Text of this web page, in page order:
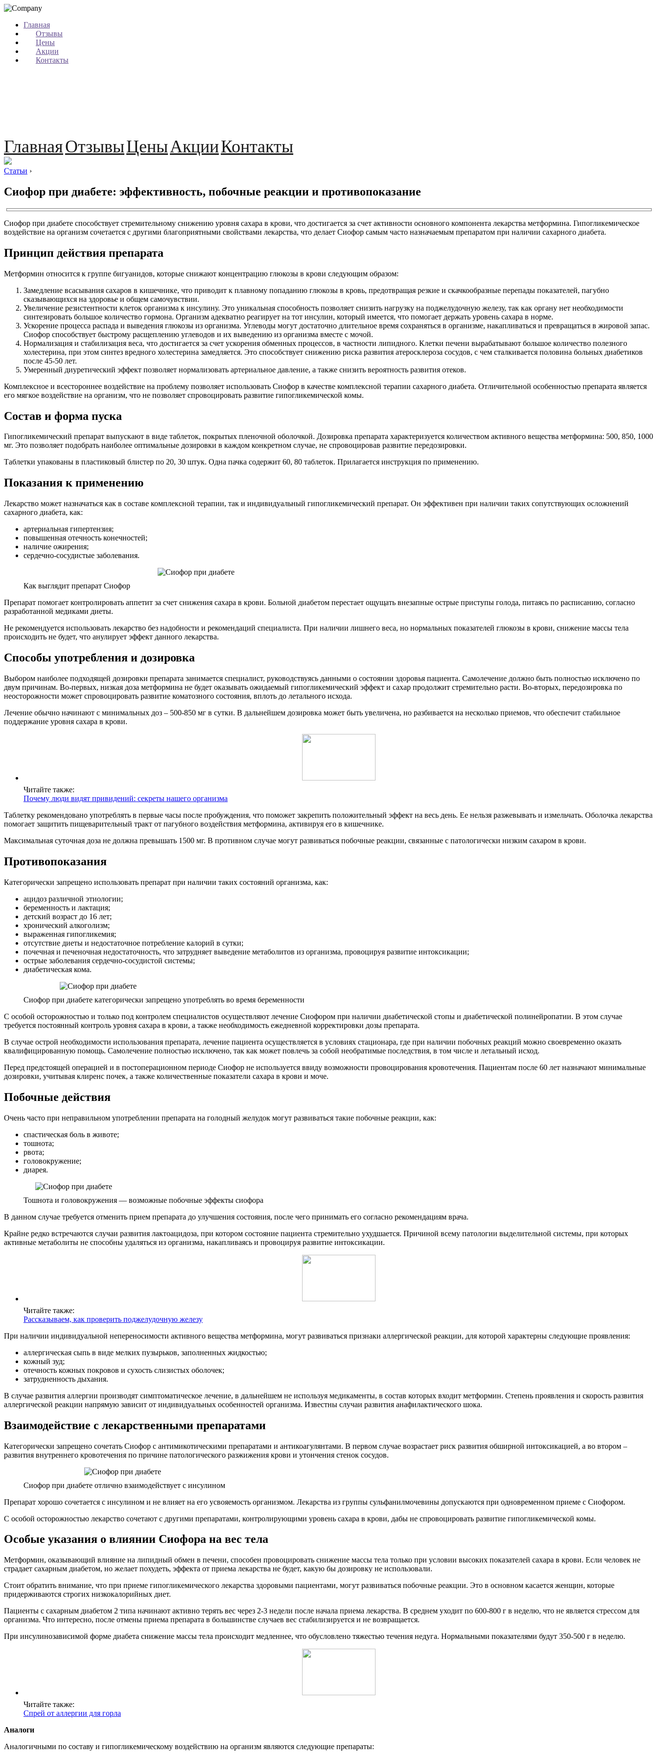
Главная
Отзывы
Цены
Акции
Контакты
ГлавнаяОтзывыЦеныАкцииКонтакты
Статьи ›
Сиофор при диабете: эффективность, побочные реакции и противопоказание
Сиофор при диабете способствует стремительному снижению уровня сахара в крови, что достигается за счет активности основного компонента лекарства метформина. Гипогликемическое
воздействие на организм сочетается с другими благоприятными свойствами лекарства, что делает Сиофор самым часто назначаемым препаратом при наличии сахарного диабета.
Принцип действия препарата
Метформин относится к группе бигуанидов, которые снижают концентрацию глюкозы в крови следующим образом:
Замедление всасывания сахаров в кишечнике, что приводит к плавному попаданию глюкозы в кровь, предотвращая резкие и скачкообразные перепады показателей, пагубно
сказывающихся на здоровье и общем самочувствии.
Увеличение резистентности клеток организма к инсулину. Это уникальная способность позволяет снизить нагрузку на поджелудочную железу, так как органу нет необходимости
синтезировать большое количество гормона. Организм адекватно реагирует на тот инсулин, который имеется, что помогает держать уровень сахара в норме.
Ускорение процесса распада и выведения глюкозы из организма. Углеводы могут достаточно длительное время сохраняться в организме, накапливаться и превращаться в жировой запас.
Сиофор способствует быстрому расщеплению углеводов и их выведению из организма вместе с мочой.
Нормализация и стабилизация веса, что достигается за счет ускорения обменных процессов, в частности липидного. Клетки печени вырабатывают большое количество полезного
холестерина, при этом синтез вредного холестерина замедляется. Это способствует снижению риска развития атеросклероза сосудов, с чем сталкивается половина больных диабетиков
после 45-50 лет.
Умеренный диуретический эффект позволяет нормализовать артериальное давление, а также снизить вероятность развития отеков.
Комплексное и всестороннее воздействие на проблему позволяет использовать Сиофор в качестве комплексной терапии сахарного диабета. Отличительной особенностью препарата является
его мягкое воздействие на организм, что не позволяет спровоцировать развитие гипогликемической комы.
Состав и форма пуска
Гипогликемический препарат выпускают в виде таблеток, покрытых пленочной оболочкой. Дозировка препарата характеризуется количеством активного вещества метформина: 500, 850, 1000
мг. Это позволяет подобрать наиболее оптимальные дозировки в каждом конкретном случае, не спровоцировав развитие передозировки.
Таблетки упакованы в пластиковый блистер по 20, 30 штук. Одна пачка содержит 60, 80 таблеток. Прилагается инструкция по применению.
Показания к применению
Лекарство может назначаться как в составе комплексной терапии, так и индивидуальный гипогликемический препарат. Он эффективен при наличии таких сопутствующих осложнений
сахарного диабета, как:
артериальная гипертензия;
повышенная отечность конечностей;
наличие ожирения;
сердечно-сосудистые заболевания.
Как выглядит препарат Сиофор
Препарат помогает контролировать аппетит за счет снижения сахара в крови. Больной диабетом перестает ощущать внезапные острые приступы голода, питаясь по расписанию, согласно
разработанной медиками диеты.
Не рекомендуется использовать лекарство без надобности и рекомендаций специалиста. При наличии лишнего веса, но нормальных показателей глюкозы в крови, снижение массы тела
происходить не будет, что анулирует эффект данного лекарства.
Способы употребления и дозировка
Выбором наиболее подходящей дозировки препарата занимается специалист, руководствуясь данными о состоянии здоровья пациента. Самолечение должно быть полностью исключено по
двум причинам. Во-первых, низкая доза метформина не будет оказывать ожидаемый гипогликемический эффект и сахар продолжит стремительно расти. Во-вторых, передозировка по
неосторожности может спровоцировать развитие коматозного состояния, вплоть до летального исхода.
Лечение обычно начинают с минимальных доз – 500-850 мг в сутки. В дальнейшем дозировка может быть увеличена, но разбивается на несколько приемов, что обеспечит стабильное
поддержание уровня сахара в крови.
Читайте также:
Почему люди видят привидений: секреты нашего организма
Таблетку рекомендовано употреблять в первые часы после пробуждения, что поможет закрепить положительный эффект на весь день. Ее нельзя разжевывать и измельчать. Оболочка лекарства
помогает защитить пищеварительный тракт от пагубного воздействия метформина, активируя его в кишечнике.
Максимальная суточная доза не должна превышать 1500 мг. В противном случае могут развиваться побочные реакции, связанные с патологически низким сахаром в крови.
Противопоказания
Категорически запрещено использовать препарат при наличии таких состояний организма, как:
ацидоз различной этиологии;
беременность и лактация;
детский возраст до 16 лет;
хронический алкоголизм;
выраженная гипогликемия;
отсутствие диеты и недостаточное потребление калорий в сутки;
почечная и печеночная недостаточность, что затрудняет выведение метаболитов из организма, провоцируя развитие интоксикации;
острые заболевания сердечно-сосудистой системы;
диабетическая кома.
Сиофор при диабете категорически запрещено употреблять во время беременности
С особой осторожностью и только под контролем специалистов осуществляют лечение Сиофором при наличии диабетической стопы и диабетической полинейропатии. В этом случае
требуется постоянный контроль уровня сахара в крови, а также необходимость ежедневной корректировки дозы препарата.
В случае острой необходимости использования препарата, лечение пациента осуществляется в условиях стационара, где при наличии побочных реакций можно своевременно оказать
квалифицированную помощь. Самолечение полностью исключено, так как может повлечь за собой необратимые последствия, в том числе и летальный исход.
Перед предстоящей операцией и в постоперационном периоде Сиофор не используется ввиду возможности провоцирования кровотечения. Пациентам после 60 лет назначают минимальные
дозировки, учитывая клиренс почек, а также количественные показатели сахара в крови и моче.
Побочные действия
Очень часто при неправильном употреблении препарата на голодный желудок могут развиваться такие побочные реакции, как:
спастическая боль в животе;
тошнота;
рвота;
головокружение;
диарея.
Тошнота и головокружения — возможные побочные эффекты сиофора
В данном случае требуется отменить прием препарата до улучшения состояния, после чего принимать его согласно рекомендациям врача.
Крайне редко встречаются случаи развития лактоацидоза, при котором состояние пациента стремительно ухудшается. Причиной всему патологии выделительной системы, при которых
активные метаболиты не способны удаляться из организма, накапливаясь и провоцируя развитие интоксикации.
Читайте также:
Рассказываем, как проверить поджелудочную железу
При наличии индивидуальной непереносимости активного вещества метформина, могут развиваться признаки аллергической реакции, для которой характерны следующие проявления:
аллергическая сыпь в виде мелких пузырьков, заполненных жидкостью;
кожный зуд;
отечность кожных покровов и сухость слизистых оболочек;
затрудненность дыхания.
В случае развития аллергии производят симптоматическое лечение, в дальнейшем не используя медикаменты, в состав которых входит метформин. Степень проявления и скорость развития
аллергической реакции напрямую зависит от индивидуальных особенностей организма. Известны случаи развития анафилактического шока.
Взаимодействие с лекарственными препаратами
Категорически запрещено сочетать Сиофор с антимикотическими препаратами и антикоагулянтами. В первом случае возрастает риск развития обширной интоксикацией, а во втором –
развития внутреннего кровотечения по причине патологического разжижения крови и утончения стенок сосудов.
Сиофор при диабете отлично взаимодействует с инсулином
Препарат хорошо сочетается с инсулином и не влияет на его усвояемость организмом. Лекарства из группы сульфанилмочевины допускаются при одновременном приеме с Сиофором.
С особой осторожностью лекарство сочетают с другими препаратами, контролирующими уровень сахара в крови, дабы не спровоцировать развитие гипогликемической комы.
Особые указания о влиянии Сиофора на вес тела
Метформин, оказывающий влияние на липидный обмен в печени, способен провоцировать снижение массы тела только при условии высоких показателей сахара в крови. Если человек не
страдает сахарным диабетом, но желает похудеть, эффекта от приема лекарства не будет, какую бы дозировку не использовали.
Стоит обратить внимание, что при приеме гипогликемического лекарства здоровыми пациентами, могут развиваться побочные реакции. Это в основном касается женщин, которые
придерживаются строгих низкокалорийных диет.
Пациенты с сахарным диабетом 2 типа начинают активно терять вес через 2-3 недели после начала приема лекарства. В среднем уходит по 600-800 г в неделю, что не является стрессом для
организма. Что интересно, после отмены приема препарата в большинстве случаев вес стабилизируется и не возвращается.
При инсулинозависимой форме диабета снижение массы тела происходит медленнее, что обусловлено тяжестью течения недуга. Нормальными показателями будут 350-500 г в неделю.
Читайте также:
Спрей от аллергии для горла
Аналоги
Аналогичными по составу и гипогликемическому воздействию на организм являются следующие препараты: